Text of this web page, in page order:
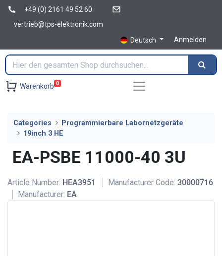
+49 (0) 2161 49 52 60
vertrieb@tps-elektronik.com
Deutsch
Anmelden
Warenkorb 0
Categories
Programmierbare Labornetzgeräte
19inch 3 HE
EA-PSBE 11000-40 3U
Article Number: HEA3951 Manufacturer Code: 30000716
Manufacturer: EA